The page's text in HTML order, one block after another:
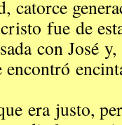
catorce
fue de
con José
encontró
era justo,